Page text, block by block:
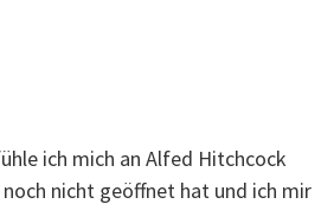
ich mich an Alfed Hitchcock
nicht geöffnet hat und ich mir